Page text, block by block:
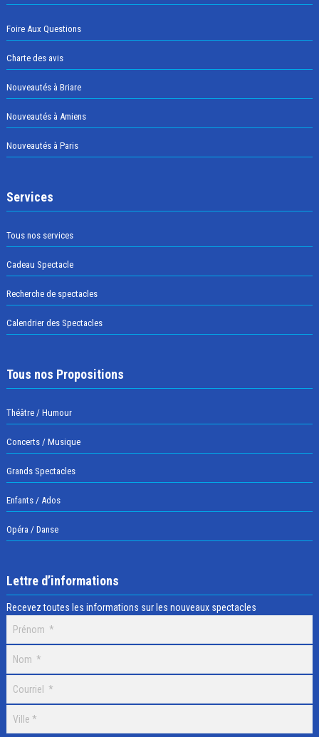
Foire Aux Questions
Charte des avis
Nouveautés à Briare
Nouveautés à Amiens
Nouveautés à Paris
Services
Tous nos services
Cadeau Spectacle
Recherche de spectacles
Calendrier des Spectacles
Tous nos Propositions
Théâtre / Humour
Concerts / Musique
Grands Spectacles
Enfants / Ados
Opéra / Danse
Lettre d’informations
Recevez toutes les informations sur les nouveaux spectacles